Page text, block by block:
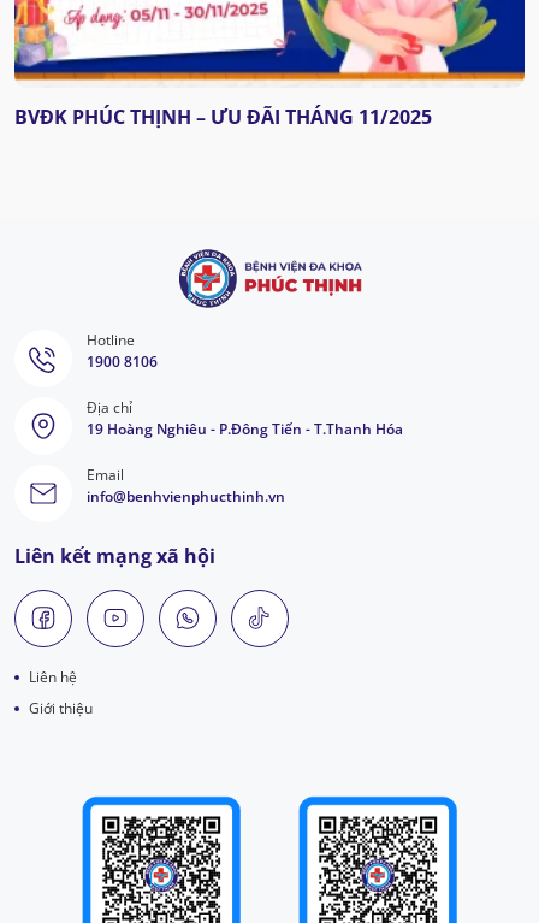
BVĐK PHÚC THỊNH – ƯU ĐÃI THÁNG 11/2025
Hotline
1900 8106
Địa chỉ
19 Hoàng Nghiêu - P.Đông Tiến - T.Thanh Hóa
Email
info@benhvienphucthinh.vn
Liên kết mạng xã hội
Liên hệ
Giới thiệu